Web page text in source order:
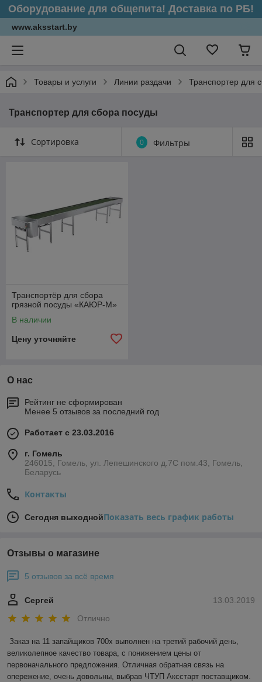
Оборудование для общепита! Доставка по РБ!
www.aksstart.by
Товары и услуги Линии раздачи Транспортер для
Транспортер для сбора посуды
Сортировка 0 Фильтры
Транспортёр для сбора
грязной посуды «КАЮР-М»
В наличии
Цену уточняйте
О нас
Рейтинг не сформирован
Менее 5 отзывов за последний год
Работает с 23.03.2016
г. Гомель
246015, Гомель, ул. Лепешинского д.7С пом.43, Гомель,
Беларусь
Контакты
Сегодня выходнойПоказать весь график работы
Отзывы о магазине
5 отзывов за всё время
13.03.2019
Сергей
Отлично
Заказ на 11 запайщиков 700х выполнен на третий рабочий день,
великолепное качество товара, с понижением цены от
первоначального предложения. Отличная обратная связь на
опережение, очень довольны, выбрав ЧТУП Аксстарт поставщиком.